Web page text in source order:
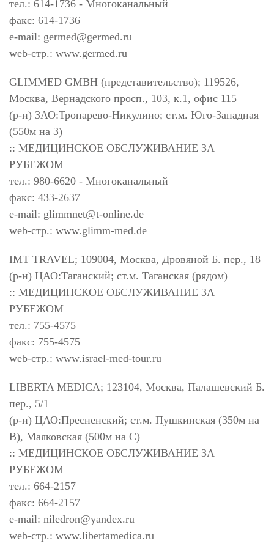
тел.: 614-1736 - Многоканальный
факс: 614-1736
e-mail: germed@germed.ru
web-стр.: www.germed.ru
GLIMMED GMBH (представительство); 119526,
Москва, Вернадского просп., 103, к.1, офис 115
(р-н) ЗАО:Тропарево-Никулино; ст.м. Юго-Западная
(550м на З)
:: МЕДИЦИНСКОЕ ОБСЛУЖИВАНИЕ ЗА
РУБЕЖОМ
тел.: 980-6620 - Многоканальный
факс: 433-2637
e-mail: glimmnet@t-online.de
web-стр.: www.glimm-med.de
IMT TRAVEL; 109004, Москва, Дровяной Б. пер., 18
(р-н) ЦАО:Таганский; ст.м. Таганская (рядом)
:: МЕДИЦИНСКОЕ ОБСЛУЖИВАНИЕ ЗА
РУБЕЖОМ
тел.: 755-4575
факс: 755-4575
web-стр.: www.israel-med-tour.ru
LIBERTA MEDICA; 123104, Москва, Палашевский Б.
пер., 5/1
(р-н) ЦАО:Пресненский; ст.м. Пушкинская (350м на
В), Маяковская (500м на С)
:: МЕДИЦИНСКОЕ ОБСЛУЖИВАНИЕ ЗА
РУБЕЖОМ
тел.: 664-2157
факс: 664-2157
e-mail: niledron@yandex.ru
web-стр.: www.libertamedica.ru